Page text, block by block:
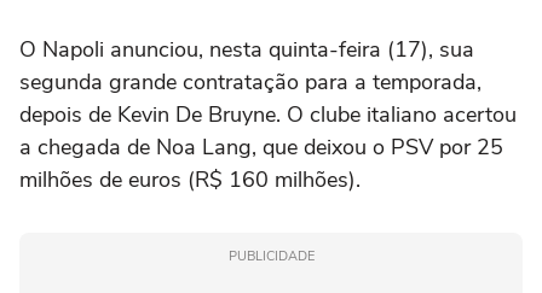
O Napoli anunciou, nesta quinta-feira (17), sua
segunda grande contratação para a temporada,
depois de Kevin De Bruyne. O clube italiano acertou
a chegada de Noa Lang, que deixou o PSV por 25
milhões de euros (R$ 160 milhões).
PUBLICIDADE